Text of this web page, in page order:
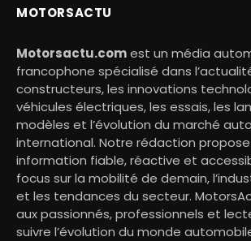
MOTORSACTU
Motorsactu.comest un média
francophone spécialisé dans
constructeurs, les innovations
véhicules électriques, les essais, les
modèles et l’évolution du marché
international. Notre rédaction
information fiable, réactive et
focus sur la mobilité de demain,
et les tendances du secteur.
aux passionnés, professionnels et
suivre l’évolution du monde